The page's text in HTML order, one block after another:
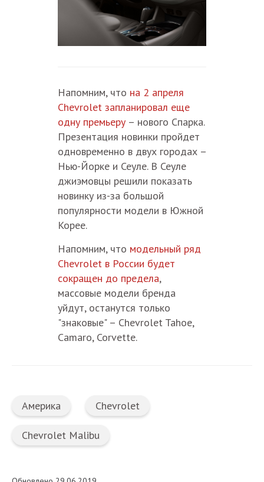
Напомним, что на 2 апреля
Chevrolet запланировал еще
одну премьеру– нового Спарка.
Презентация новинки пройдет
одновременно в двух городах –
Нью-Йорке и Сеуле. В Сеуле
джиэмовцы решили показать
новинку из-за большой
популярности модели в Южной
Корее.
Напомним, что модельный ряд
Chevrolet в России будет
сокращен до предела,
массовые модели бренда
уйдут, останутся только
"знаковые" – Chevrolet Tahoe,
Camaro, Corvette.
Америка Chevrolet
Chevrolet Malibu